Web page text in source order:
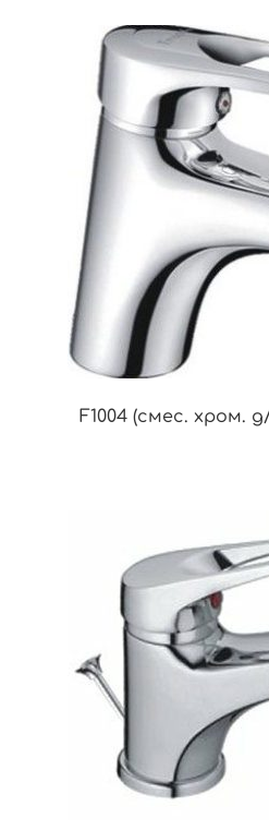
F1004 (смес. хром.